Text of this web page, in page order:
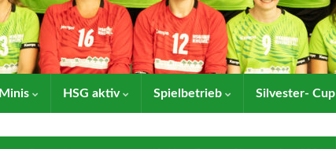
Minis HSG aktiv Spielbetrieb Silvester- Cup